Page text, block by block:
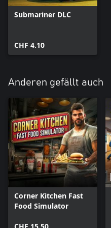
Submariner DLC
CHF 4.10
Anderen gefällt auch
Corner Kitchen Fast
Food Simulator